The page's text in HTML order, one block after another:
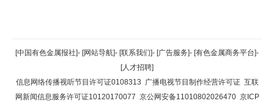
返回顶部
返回首页
[中国有色金属报社]- [网站导航]- [联系我们]- [广告服务]- [有色金属商务平台]-
[人才招聘]
信息网络传播视听节目许可证0108313 广播电视节目制作经营许可证 互联
网新闻信息服务许可证10120170077 京公网安备11010802026470 京ICP